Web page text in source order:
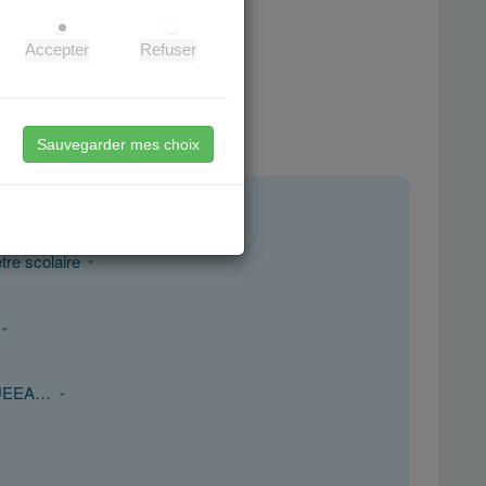
à Grenoble.
scolaire
Accepter Refuser
Sauvegarder mes choix